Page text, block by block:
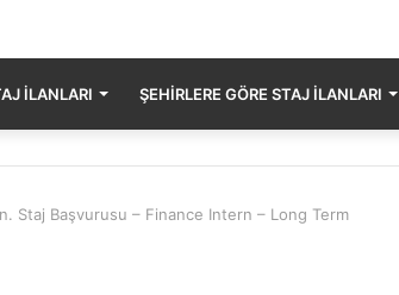
İLANLARI ŞEHIRLERE GÖRE STAJ İLANLARI
Staj Başvurusu – Finance Intern – Long Term